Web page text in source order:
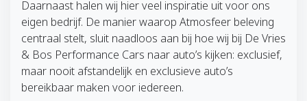
Daarnaast halen wij hier veel inspiratie uit voor ons
eigen bedrijf. De manier waarop Atmosfeer beleving
centraal stelt, sluit naadloos aan bij hoe wij bij De Vries
& Bos Performance Cars naar auto’s kijken: exclusief,
maar nooit afstandelijk en exclusieve auto’s
bereikbaar maken voor iedereen.